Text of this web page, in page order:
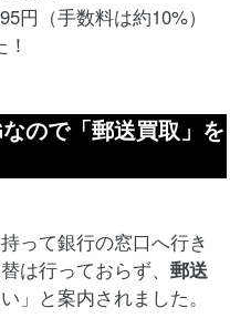
円（手数料は約10%）
ので「郵送買取」を
って銀行の窓口へ行き
は行っておらず、郵送
」と案内されました。